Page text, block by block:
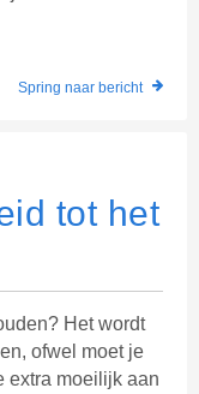
Spring naar bericht
tot het
Het wordt
ofwel moet je
extra moeilijk aan